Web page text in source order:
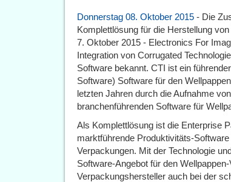
Donnerstag 08. Oktober 2015 - Die
Komplettlösung für die Herstellung
7. Oktober 2015 - Electronics For
Integration von Corrugated
Software bekannt. CTI ist ein
Software) Software für den
letzten Jahren durch die Aufnahme
branchenführenden Software für
Als Komplettlösung ist die Enterprise
marktführende Produktivitäts-
Verpackungen. Mit der Technologie
Software-Angebot für den
Verpackungshersteller auch bei der